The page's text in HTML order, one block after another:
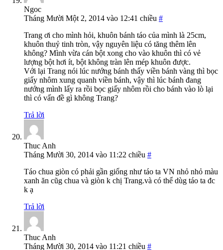
Ngoc
Tháng Mười Một 2, 2014 vào 12:41 chiều #
Trang ơi cho mình hỏi, khuôn bánh táo của mình là 25cm,
khuôn thuỷ tinh tròn, vậy nguyên liệu có tăng thêm lên
không? Mình vừa cán bột xong cho vào khuôn thì có vẻ
lượng bột hơi ít, bột không tràn lên mép khuôn được.
Với lại Trang nói lúc nướng bánh thấy viền bánh vàng thì bọc
giấy nhôm xung quanh viền bánh, vậy thì lúc bánh đang
nướng mình lấy ra rồi bọc giấy nhôm rồi cho bánh vào lò lại
thì có vấn đề gì không Trang?
Trả lời
Thuc Anh
Tháng Mười 30, 2014 vào 11:22 chiều #
Táo chua giòn có phải gần giống như táo ta VN nhỏ nhỏ màu
xanh ăn cũg chua và giòn k chị Trang.và có thể dùg táo ta đc
k ạ
Trả lời
Thuc Anh
Tháng Mười 30, 2014 vào 11:21 chiều #